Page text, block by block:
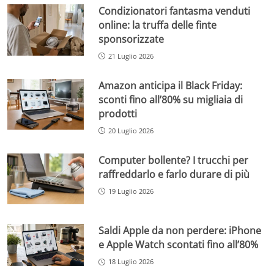
Condizionatori fantasma venduti
online: la truffa delle finte
sponsorizzate
21 Luglio 2026
Amazon anticipa il Black Friday:
sconti fino all’80% su migliaia di
prodotti
20 Luglio 2026
Computer bollente? I trucchi per
raffreddarlo e farlo durare di più
19 Luglio 2026
Saldi Apple da non perdere: iPhone
e Apple Watch scontati fino all’80%
18 Luglio 2026